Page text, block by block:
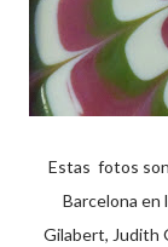
Estas fotos son de los talleres del pasado fin de semana en
Barcelona en
Gilabert, Judith